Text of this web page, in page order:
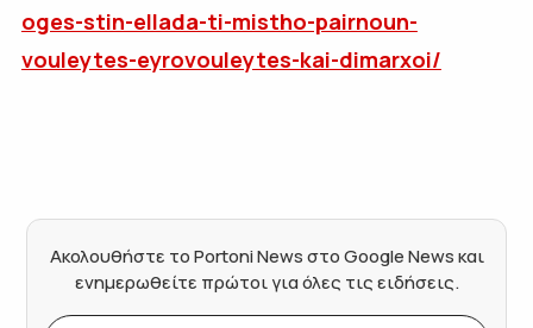
oges-stin-ellada-ti-mistho-pairnoun-
vouleytes-eyrovouleytes-kai-dimarxoi/
Ακολουθήστε το Portoni News στο Google News και
ενημερωθείτε πρώτοι για όλες τις ειδήσεις.